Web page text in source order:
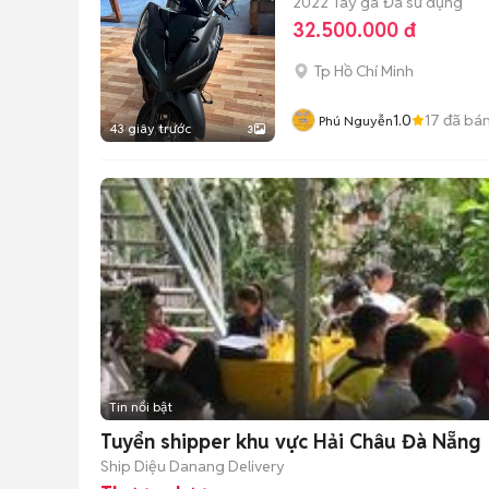
43 giây trước 3
32.500.000 đ
Tp Hồ Chí Minh
Phú Nguyễn1.0 17 đã
Tin nổi bật
Tuyển shipper khu vực Hải Châu Đà Nẵng
Ship Diệu Danang Delivery